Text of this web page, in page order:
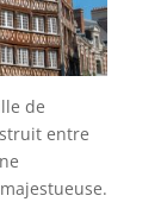
de
entre